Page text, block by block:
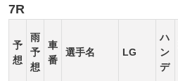
7R
予
想
雨
予
想
車
番
選手名 LG
ハ
ン
デ